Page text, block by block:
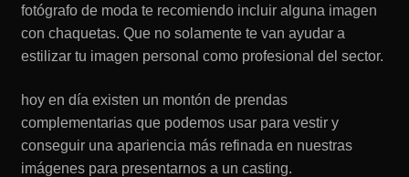
fotógrafo de moda te recomiendo incluir alguna imagen
con chaquetas. Que no solamente te van ayudar a
estilizar tu imagen personal como profesional del sector.
hoy en día existen un montón de prendas
complementarias que podemos usar para vestir y
conseguir una apariencia más refinada en nuestras
imágenes para presentarnos a un casting.